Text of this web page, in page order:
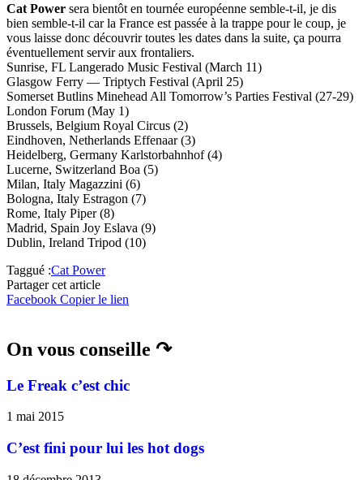
Cat Power sera bientôt en tournée européenne semble-t-il, je dis
bien semble-t-il car la France est passée à la trappe pour le coup, je
vous laisse donc découvrir toutes les dates dans la suite, ça pourra
éventuellement servir aux frontaliers.
Sunrise, FL Langerado Music Festival (March 11)
Glasgow Ferry — Triptych Festival (April 25)
Somerset Butlins Minehead All Tomorrow’s Parties Festival (27-29)
London Forum (May 1)
Brussels, Belgium Royal Circus (2)
Eindhoven, Netherlands Effenaar (3)
Heidelberg, Germany Karlstorbahnhof (4)
Lucerne, Switzerland Boa (5)
Milan, Italy Magazzini (6)
Bologna, Italy Estragon (7)
Rome, Italy Piper (8)
Madrid, Spain Joy Eslava (9)
Dublin, Ireland Tripod (10)
Taggué :Cat Power
Partager cet article
Facebook Copier le lien
On vous conseille ↷
Le Freak c’est chic
1 mai 2015
C’est fini pour lui les hot dogs